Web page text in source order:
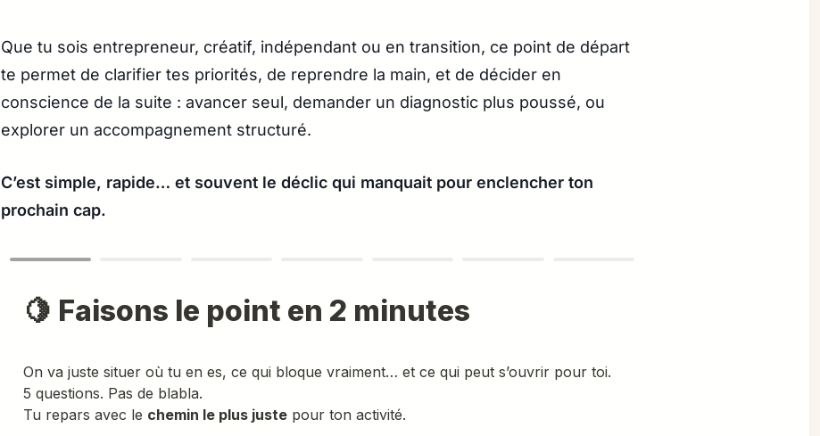
Que tu sois entrepreneur, créatif, indépendant ou en transition, ce point de départ
te permet de clarifier tes priorités, de reprendre la main, et de décider en
conscience de la suite : avancer seul, demander un diagnostic plus poussé, ou
explorer un accompagnement structuré.
C’est simple, rapide… et souvent le déclic qui manquait pour enclencher ton
prochain cap.